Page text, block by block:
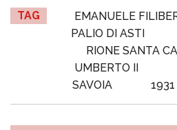
TAG
EMANUELE
PALIO DI ASTI
RIONE SANTA
UMBERTO II
SAVOIA
1931